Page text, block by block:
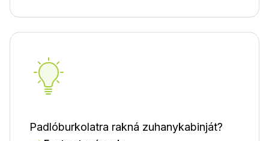
Padlóburkolatra rakná zuhanykabinját?